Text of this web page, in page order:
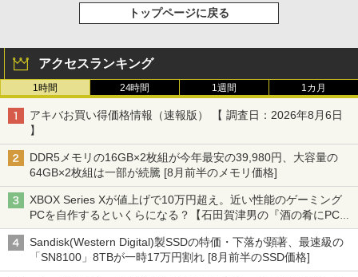
トップページに戻る
アクセスランキング
1時間 24時間 1週間 1カ月
アキバお買い得価格情報（速報版） 【 調査日：2026年8月6日
】
DDR5メモリの16GB×2枚組が今年最安の39,980円、大容量の
64GB×2枚組は一部が続騰 [8月前半のメモリ価格]
XBOX Series Xが値上げで10万円超え。近い性能のゲーミング
PCを自作するといくらになる？【石田賀津男の『酒の肴にPCゲ
ーム』】
Sandisk(Western Digital)製SSDの特価・下落が顕著、最速級の
「SN8100」8TBが一時17万円割れ [8月前半のSSD価格]